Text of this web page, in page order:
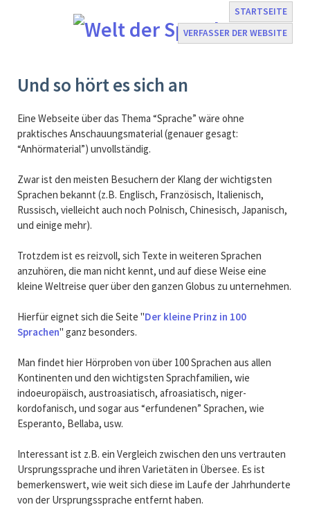
überspringen
STARTSEITE
VERFASSER DER WEBSITE
Und so hört es sich an
Eine Webseite über das Thema “Sprache” wäre ohne
praktisches Anschauungsmaterial (genauer gesagt:
“Anhörmaterial”) unvollständig.
Zwar ist den meisten Besuchern der Klang der wichtigsten
Sprachen bekannt (z.B. Englisch, Französisch, Italienisch,
Russisch, vielleicht auch noch Polnisch, Chinesisch, Japanisch,
und einige mehr).
Trotzdem ist es reizvoll, sich Texte in weiteren Sprachen
anzuhören, die man nicht kennt, und auf diese Weise eine
kleine Weltreise quer über den ganzen Globus zu unternehmen.
Hierfür eignet sich die Seite "Der kleine Prinz in 100
Sprachen" ganz besonders.
Man findet hier Hörproben von über 100 Sprachen aus allen
Kontinenten und den wichtigsten Sprachfamilien, wie
indoeuropäisch, austroasiatisch, afroasiatisch, niger-
kordofanisch, und sogar aus “erfundenen” Sprachen, wie
Esperanto, Bellaba, usw.
Interessant ist z.B. ein Vergleich zwischen den uns vertrauten
Ursprungssprache und ihren Varietäten in Übersee. Es ist
bemerkenswert, wie weit sich diese im Laufe der Jahrhunderte
von der Ursprungssprache entfernt haben.